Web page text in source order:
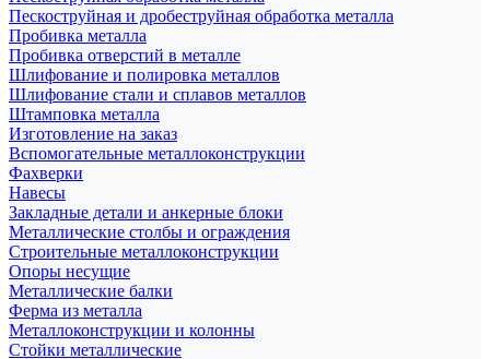
Пескоструйная и дробеструйная обработка металла
Пробивка металла
Пробивка отверстий в металле
Шлифование и полировка металлов
Шлифование стали и сплавов металлов
Штамповка металла
Изготовление на заказ
Вспомогательные металлоконструкции
Фахверки
Навесы
Закладные детали и анкерные блоки
Металлические столбы и ограждения
Строительные металлоконструкции
Опоры несущие
Металлические балки
Ферма из металла
Металлоконструкции и колонны
Стойки металлические